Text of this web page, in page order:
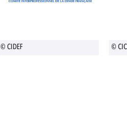
© CIDEF ©